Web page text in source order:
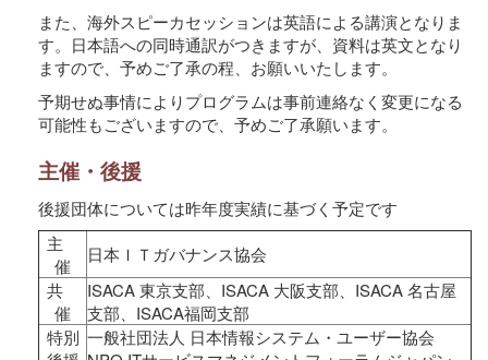
また、海外スピーカセッションは英語による講演となりま
す。日本語への同時通訳がつきますが、資料は英文となり
ますので、予めご了承の程、お願いいたします。
予期せぬ事情によりプログラムは事前連絡なく変更になる
可能性もございますので、予めご了承願います。
主催・後援
後援団体については昨年度実績に基づく予定です
主
催
日本ＩＴガバナンス協会
共
催
ISACA 東京支部、ISACA 大阪支部、ISACA 名古屋
支部、ISACA福岡支部
特別 一般社団法人 日本情報システム・ユーザー協会